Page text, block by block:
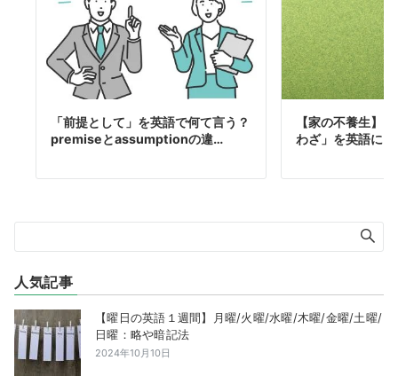
「前提として」を英語で何て言う？
premiseとassumptionの違…
【家の不養生】
わざ」を英語に
人気記事
【曜日の英語１週間】月曜/火曜/水曜/木曜/金曜/土曜/
日曜：略や暗記法
2024年10月10日